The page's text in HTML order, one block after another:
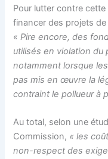
Pour lutter contre cette
financer des projets
«Pire encore, des
utilisés en violation du
notamment lorsque
pas mis en œuvre la
contraint le pollueur à
Au total, selon une
Commission, « les
non-respect des